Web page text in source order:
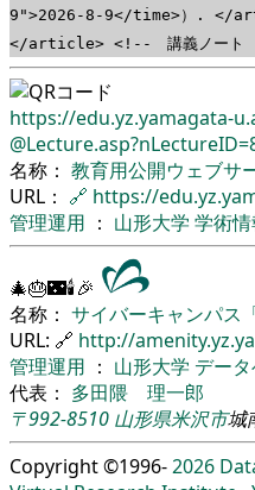
9">2026-8-9</time>）.
</article> <!-- 講義ノー
https://edu.yz.yamagata-
名称： 教育用公開ウェブサ
URL： 🔗 https://
管理運用 ： 山形大学 学術
🎄🎂🌃🕯🎉
名称： サイバーキャンパス
URL: 🔗 http://
管理運用 ： 山形大学 デー
代表： 多田隈 理一郎
〒992-8510 山形県米沢市城
Copyright ©1996-2026